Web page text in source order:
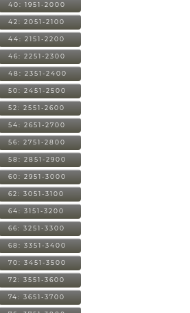
40: 1951-2000
42: 2051-2100
44: 2151-2200
46: 2251-2300
48: 2351-2400
50: 2451-2500
52: 2551-2600
54: 2651-2700
56: 2751-2800
58: 2851-2900
60: 2951-3000
62: 3051-3100
64: 3151-3200
66: 3251-3300
68: 3351-3400
70: 3451-3500
72: 3551-3600
74: 3651-3700